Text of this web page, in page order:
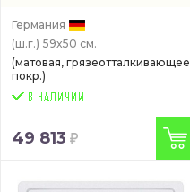
Германия
(ш.г.) 59x50 см.
(матовая, грязеотталкивающее
покр.)
49 813